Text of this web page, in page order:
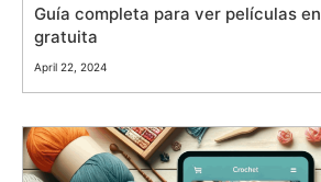
Guía completa para ver películas
gratuita
April 22, 2024